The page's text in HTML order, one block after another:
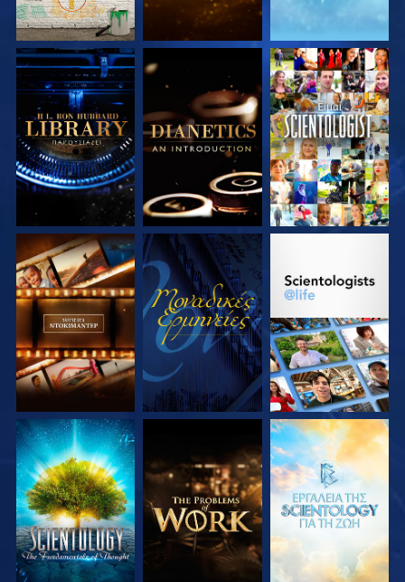
ΕΞΕΡΕΥΝΗΣΤΕ ΤΗ
ΣΕΙΡΑ
ΕΞΕΡΕΥΝΗΣΤΕ ΤΗ
ΣΕΙΡΑ
ΠΑΡΑΚΟΛΟΥΘΗΣΤΕ
ΕΞΕΡΕΥΝΗΣΤΕ ΤΗ
ΣΕΙΡΑ
ΠΑΡΑΚΟΛΟΥΘΗΣΤΕ
ΕΞΕΡΕΥΝΗΣΤΕ ΤΗ
ΕΞΕΡΕΥΝΗΣΤΕ ΤΗ
ΣΕΙΡΑ
ΕΞΕΡΕΥΝΗΣΤΕ ΤΗ
ΣΕΙΡΑ
ΕΞΕΡΕΥΝΗΣΤΕ ΤΗ
ΣΕΙΡΑ